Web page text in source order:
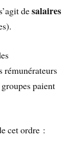
desalaires
rémunérateurs
paient
cet ordre :